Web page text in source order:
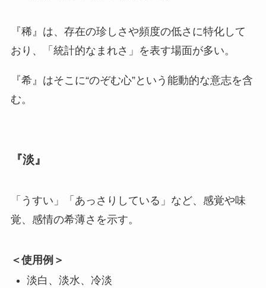
『稀』は、存在の珍しさや頻度の低さに特化して
おり、「統計的なまれさ」を表す場面が多い。
『希』はそこに“のぞむ心”という能動的な意志を含
む。
『淡』
「うすい」「あっさりしている」など、感覚や味
覚、感情の希薄さを示す。
＜使用例＞
淡白、淡水、冷淡